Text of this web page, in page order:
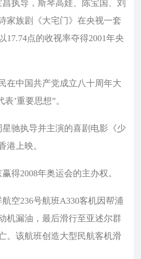
执导，斯琴高娃、陈宝国、刘
家族剧《大宅门》在央视一套
17.74点的收视率夺得2001年央
中国共产党成立八十周年大
’重要思想”。
驰执导并主演的喜剧电影《少
港上映。
得2008年奥运会的主办权。
空236号航班A330客机因帮浦
机漏油，最后滑行至亚述尔群
。该航班创造大型民航客机滑